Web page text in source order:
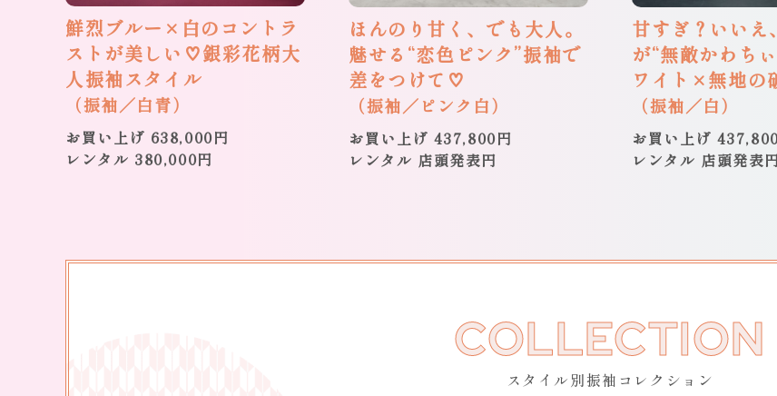
鮮烈ブルー×白のコントラ
ストが美しい♡銀彩花柄大
人振袖スタイル
（振袖／白青）
お買い上げ 638,000円
レンタル 380,000円
ほんのり甘く、でも大人。
魅せる“恋色ピンク”振袖で
差をつけて♡
（振袖／ピンク白）
お買い上げ 437,800円
レンタル 店頭発表円
甘すぎ？いいえ
が“無敵かわち
ワイト×無地の
（振袖／白）
お買い上げ
レンタル 店頭発表円
COLLECTION
スタイル別振袖コレクション